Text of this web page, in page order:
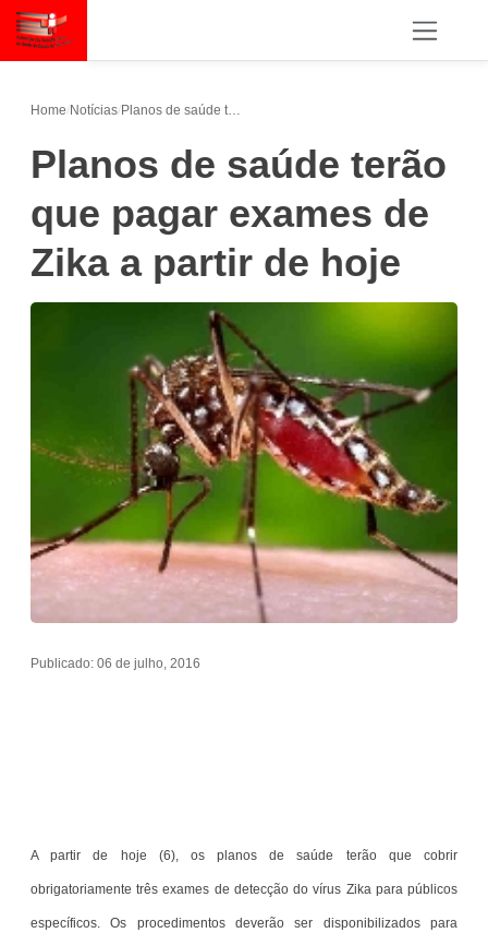
Home/Notícias/
Planos de saúde terão
que pagar exames de
Zika a partir de hoje
Publicado: 06 de julho, 2016
A partir de hoje (6), os planos de saúde terão que cobrir
obrigatoriamente três exames de detecção do vírus Zika para públicos
específicos. Os procedimentos deverão ser disponibilizados para